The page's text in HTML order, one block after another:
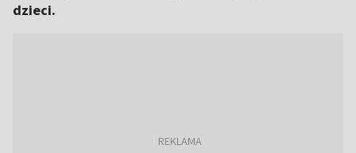
dzieci.